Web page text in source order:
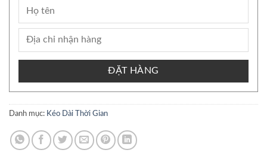
ĐẶT HÀNG
Danh mục: Kéo Dài Thời Gian